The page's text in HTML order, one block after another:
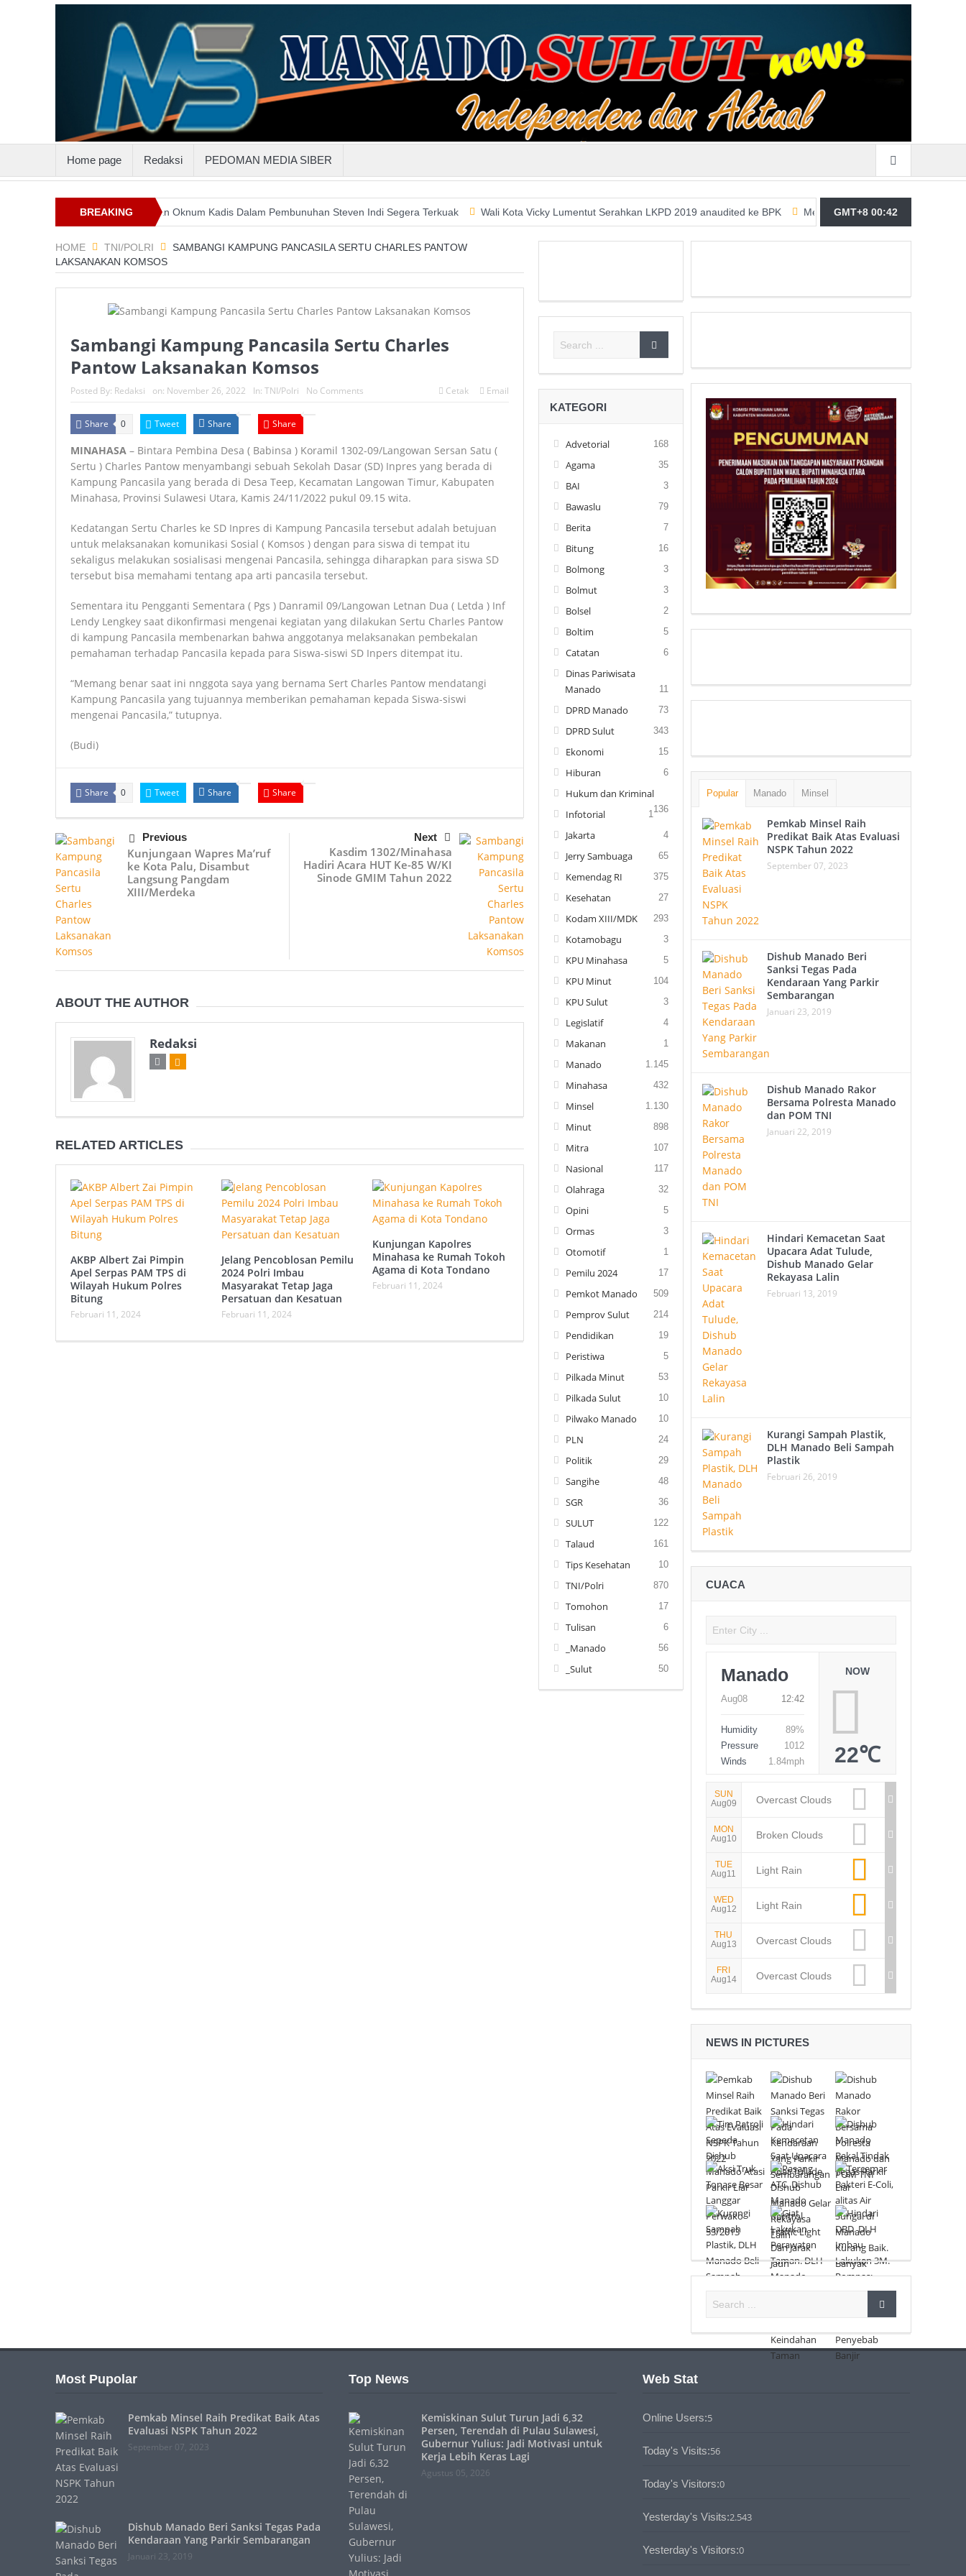
Home page Redaksi PEDOMAN MEDIA SIBER
BREAKING
NEWS
Keterlibatan Oknum Kadis Dalam Pembunuhan Steven Indi Segera Terkuak Wali Kota Vicky Lumentut Serahkan LKPD 2019 anaudited ke BPK Merasa Terpangil, GMBI Wilter Sulut Siap
GMT+8 00:42
HOME TNI/POLRI
SAMBANGI KAMPUNG PANCASILA SERTU CHARLES PANTOW
LAKSANAKAN KOMSOS
Sambangi Kampung Pancasila Sertu Charles
Pantow Laksanakan Komsos
Posted By: Redaksi on: November 26, 2022 In: TNI/Polri No Comments Cetak Email
Share 0 Tweet Share Share
MINAHASA – Bintara Pembina Desa ( Babinsa ) Koramil 1302-09/Langowan Sersan Satu (
Sertu ) Charles Pantow menyambangi sebuah Sekolah Dasar (SD) Inpres yang berada di
Kampung Pancasila yang berada di Desa Teep, Kecamatan Langowan Timur, Kabupaten
Minahasa, Provinsi Sulawesi Utara, Kamis 24/11/2022 pukul 09.15 wita.
Kedatangan Sertu Charles ke SD Inpres di Kampung Pancasila tersebut adalah betujuan
untuk melaksanakan komunikasi Sosial ( Komsos ) dengan para siswa di tempat itu
sekaligus melakukan sosialisasi mengenai Pancasila, sehingga diharapkan para siswa SD
tersebut bisa memahami tentang apa arti pancasila tersebut.
Sementara itu Pengganti Sementara ( Pgs ) Danramil 09/Langowan Letnan Dua ( Letda ) Inf
Lendy Lengkey saat dikonfirmasi mengenai kegiatan yang dilakukan Sertu Charles Pantow
di kampung Pancasila membenarkan bahwa anggotanya melaksanakan pembekalan
pemahaman terhadap Pancasila kepada para Siswa-siswi SD Inpers ditempat itu.
“Memang benar saat ini nnggota saya yang bernama Sert Charles Pantow mendatangi
Kampung Pancasila yang tujuannya memberikan pemahaman kepada Siswa-siswi
mengenai Pancasila,” tutupnya.
(Budi)
Share 0 Tweet Share Share
Previous
Kunjungaan Wapres Ma’ruf
ke Kota Palu, Disambut
Langsung Pangdam
XIII/Merdeka
Next
Kasdim 1302/Minahasa
Hadiri Acara HUT Ke-85 W/KI
Sinode GMIM Tahun 2022
ABOUT THE AUTHOR
Redaksi
RELATED ARTICLES
AKBP Albert Zai Pimpin
Apel Serpas PAM TPS di
Wilayah Hukum Polres
Bitung
Februari 11, 2024
Jelang Pencoblosan Pemilu
2024 Polri Imbau
Masyarakat Tetap Jaga
Persatuan dan Kesatuan
Februari 11, 2024
Kunjungan Kapolres
Minahasa ke Rumah Tokoh
Agama di Kota Tondano
Februari 11, 2024
KATEGORI
Advetorial 168
Agama 35
BAI 3
Bawaslu 79
Berita 7
Bitung 16
Bolmong 3
Bolmut 3
Bolsel 2
Boltim 5
Catatan 6
Dinas Pariwisata
Manado
11
DPRD Manado 73
DPRD Sulut 343
Ekonomi 15
Hiburan 6
Hukum dan Kriminal
136
Infotorial 1
Jakarta 4
Jerry Sambuaga 65
Kemendag RI 375
Kesehatan 27
Kodam XIII/MDK 293
Kotamobagu 3
KPU Minahasa 5
KPU Minut 104
KPU Sulut 3
Legislatif 4
Makanan 1
Manado 1.145
Minahasa 432
Minsel 1.130
Minut 898
Mitra 107
Nasional 117
Olahraga 32
Opini 5
Ormas 3
Otomotif 1
Pemilu 2024 17
Pemkot Manado 509
Pemprov Sulut 214
Pendidikan 19
Peristiwa 5
Pilkada Minut 53
Pilkada Sulut 10
Pilwako Manado 10
PLN 24
Politik 29
Sangihe 48
SGR 36
SULUT 122
Talaud 161
Tips Kesehatan 10
TNI/Polri 870
Tomohon 17
Tulisan 6
_Manado 56
_Sulut 50
Popular Manado Minsel
Pemkab Minsel Raih
Predikat Baik Atas Evaluasi
NSPK Tahun 2022
September 07, 2023
Dishub Manado Beri
Sanksi Tegas Pada
Kendaraan Yang Parkir
Sembarangan
Januari 23, 2019
Dishub Manado Rakor
Bersama Polresta Manado
dan POM TNI
Januari 22, 2019
Hindari Kemacetan Saat
Upacara Adat Tulude,
Dishub Manado Gelar
Rekayasa Lalin
Februari 13, 2019
Kurangi Sampah Plastik,
DLH Manado Beli Sampah
Plastik
Februari 26, 2019
CUACA
Manado
Aug08 12:42
Humidity
89%
Pressure
1012
Winds
1.84mph
NOW
22℃
SUN
Aug09
Overcast Clouds
MON
Aug10
Broken Clouds
TUE
Aug11
Light Rain
WED
Aug12
Light Rain
THU
Aug13
Overcast Clouds
FRI
Aug14
Overcast Clouds
NEWS IN PICTURES
Most Pupolar
Pemkab Minsel Raih Predikat Baik Atas
Evaluasi NSPK Tahun 2022
September 07, 2023
Dishub Manado Beri Sanksi Tegas Pada
Kendaraan Yang Parkir Sembarangan
Januari 23, 2019
Top News
Kemiskinan Sulut Turun Jadi 6,32
Persen, Terendah di Pulau Sulawesi,
Gubernur Yulius: Jadi Motivasi untuk
Kerja Lebih Keras Lagi
Agustus 05, 2026
Web Stat
Online Users:5
Today's Visits:56
Today's Visitors:0
Yesterday's Visits:2.543
Yesterday's Visitors:0